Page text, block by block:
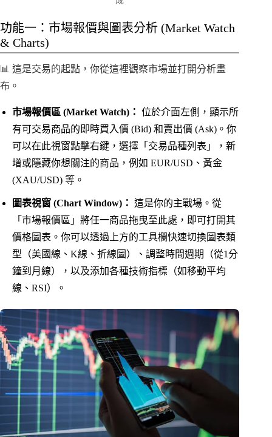
功能一：市場報價與圖表分析 (Market Watch
& Charts)
📊 這是交易的起點，你從這裡觀察市場並打開分析畫
布。
市場報價區 (Market Watch)： 位於介面左側，顯示所
有可交易商品的即時買入價 (Bid) 和賣出價 (Ask)。你
可以在此視窗點擊右鍵，選擇「交易品種列表」，新
增或隱藏你想關注的商品，例如 EUR/USD、黃金
(XAU/USD) 等。
圖表視窗 (Chart Window)： 這是你的主戰場。從
「市場報價區」將任一商品拖曳至此處，即可打開其
價格圖表。你可以透過上方的工具欄快速切換圖表類
型（美國線、K線、折線圖）、調整時間週期（從1分
鐘到月線），以及添加各種技術指標（如移動平均
線、RSI）。